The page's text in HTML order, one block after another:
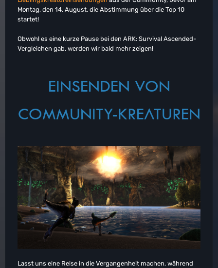
Montag, den 14. August, die Abstimmung über die Top 10
startet!
Obwohl es eine kurze Pause bei den ARK: Survival Ascended-
Vergleichen gab, werden wir bald mehr zeigen!
EINSENDEN VON
COMMUNITY-KREATUREN
Lasst uns eine Reise in die Vergangenheit machen, während